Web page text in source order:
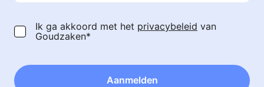
Ik ga akkoord met het privacybeleid van
Goudzaken*
Aanmelden